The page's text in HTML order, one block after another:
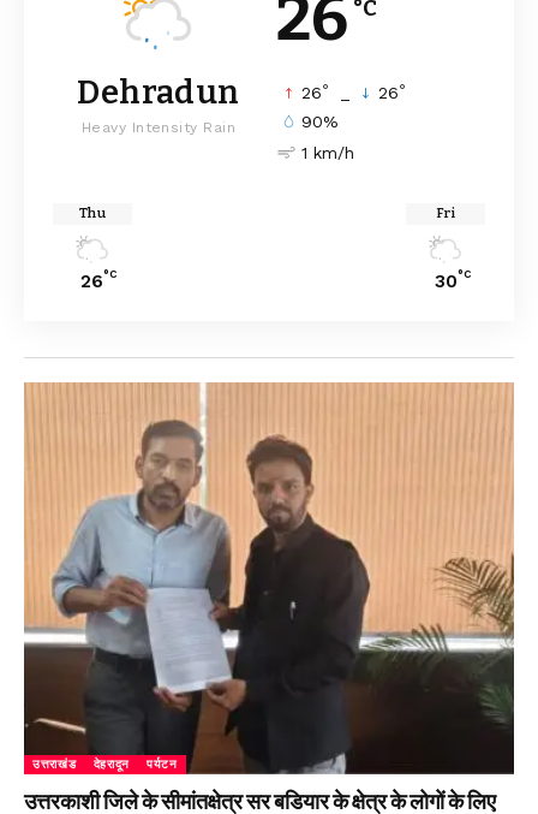
26 °C
Dehradun
Heavy Intensity Rain
26° 26°
90%
1 km/h
Thu
26°C
Fri
30°C
उत्तराखंड देहरादून पर्यटन
उत्तरकाशी जिले के सीमांतक्षेत्र सर बडियार के क्षेत्र के लोगों के लिए